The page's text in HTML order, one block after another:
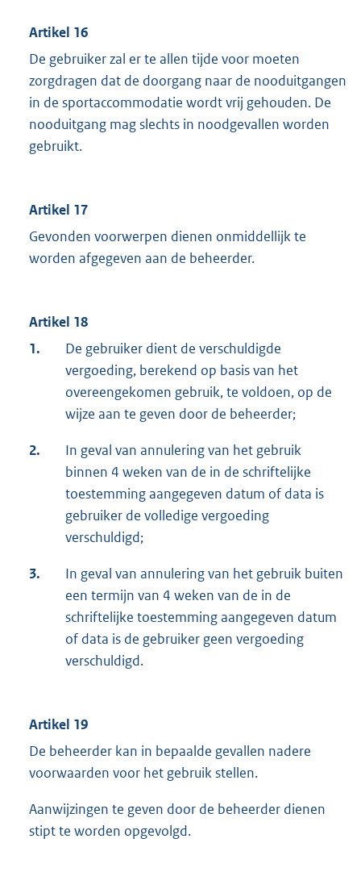
Artikel 16
De gebruiker zal er te allen tijde voor moeten
zorgdragen dat de doorgang naar de nooduitgangen
in de sportaccommodatie wordt vrij gehouden. De
nooduitgang mag slechts in noodgevallen worden
gebruikt.
Artikel 17
Gevonden voorwerpen dienen onmiddellijk te
worden afgegeven aan de beheerder.
Artikel 18
1.
De gebruiker dient de verschuldigde
vergoeding, berekend op basis van het
overeengekomen gebruik, te voldoen, op de
wijze aan te geven door de beheerder;
2.
In geval van annulering van het gebruik
binnen 4 weken van de in de schriftelijke
toestemming aangegeven datum of data is
gebruiker de volledige vergoeding
verschuldigd;
3.
In geval van annulering van het gebruik buiten
een termijn van 4 weken van de in de
schriftelijke toestemming aangegeven datum
of data is de gebruiker geen vergoeding
verschuldigd.
Artikel 19
De beheerder kan in bepaalde gevallen nadere
voorwaarden voor het gebruik stellen.
Aanwijzingen te geven door de beheerder dienen
stipt te worden opgevolgd.